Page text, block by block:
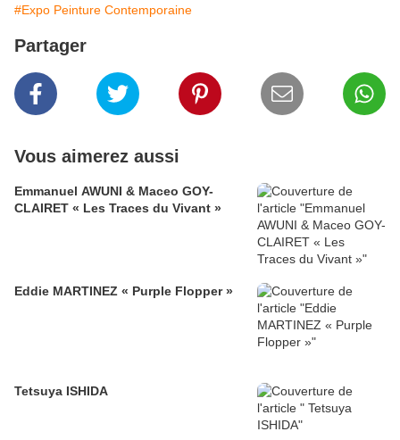
#Expo Peinture Contemporaine
Partager
Vous aimerez aussi
Emmanuel AWUNI & Maceo GOY-
CLAIRET « Les Traces du Vivant »
Eddie MARTINEZ « Purple Flopper »
Tetsuya ISHIDA